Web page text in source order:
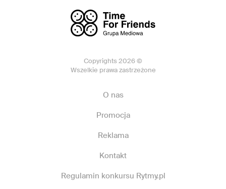
Copyrights 2026 ©
Wszelkie prawa zastrzeżone
O nas
Promocja
Reklama
Kontakt
Regulamin konkursu Rytmy.pl